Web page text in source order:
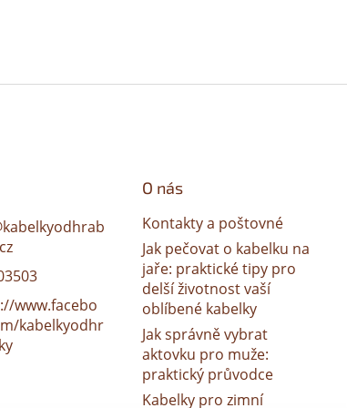
kabelkyodhrab
www.facebo
kabelkyodhr
O nás
Kontakty a poštovné
Jak pečovat o kabelku na
jaře: praktické tipy pro
delší životnost vaší
oblíbené kabelky
Jak správně vybrat
aktovku pro muže:
praktický průvodce
Kabelky pro zimní